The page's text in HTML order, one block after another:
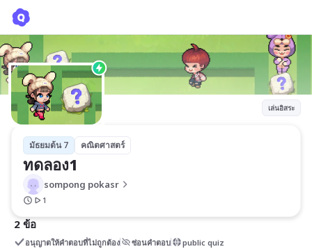
เล่นอิสระ
มัธยมต้น 7 คณิตศาสตร์
ทดลอง1
sompong pokasr
1
2 ข้อ
อนุญาตให้คำตอบที่ไม่ถูกต้อง ซ่อนคำตอบ public quiz